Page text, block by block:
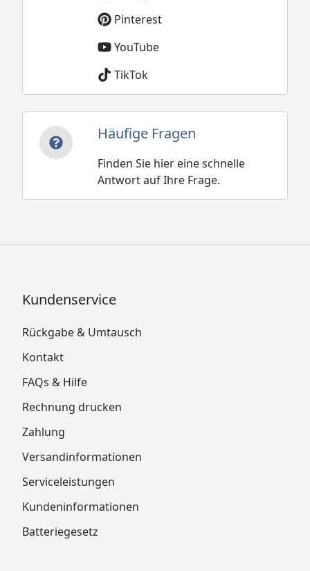
Pinterest
YouTube
TikTok
Häufige Fragen
Finden Sie hier eine schnelle
Antwort auf Ihre Frage.
Kundenservice
Rückgabe & Umtausch
Kontakt
FAQs & Hilfe
Rechnung drucken
Zahlung
Versandinformationen
Serviceleistungen
Kundeninformationen
Batteriegesetz